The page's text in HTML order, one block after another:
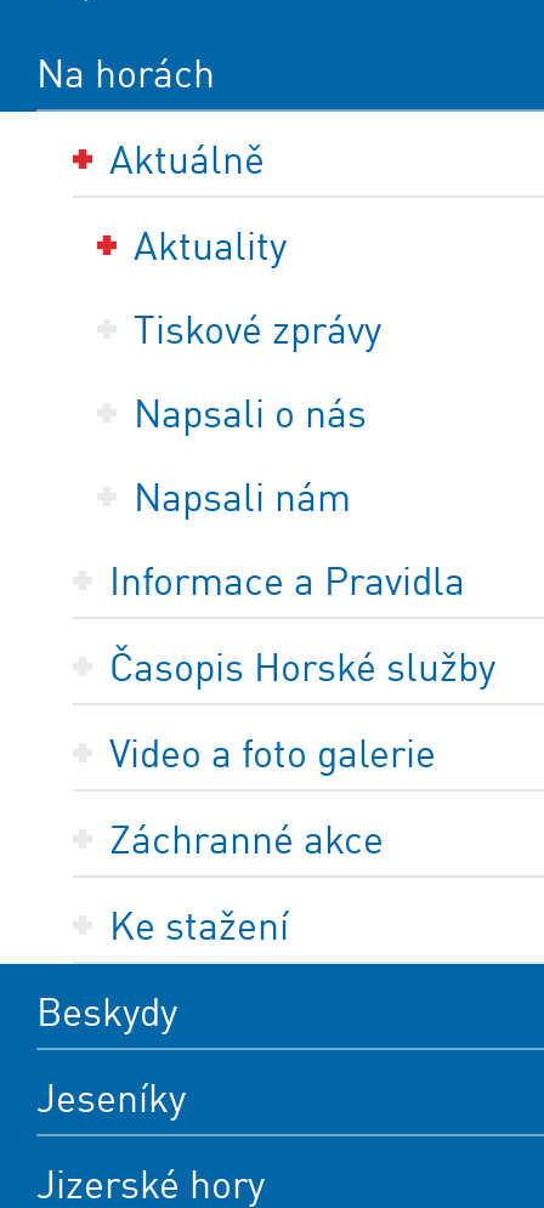
Na horách
Aktuálně
Aktuality
Tiskové zprávy
Napsali o nás
Napsali nám
Informace a Pravidla
Časopis Horské služby
Video a foto galerie
Záchranné akce
Ke stažení
Beskydy
Jeseníky
Jizerské hory